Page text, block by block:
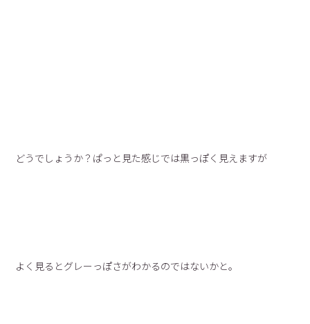
どうでしょうか？ぱっと見た感じでは黒っぽく見えますが
よく見るとグレーっぽさがわかるのではないかと。